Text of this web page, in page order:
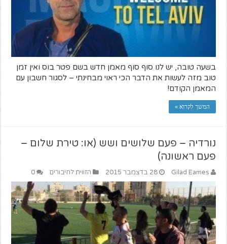
בשעה טובה, יש לנו סוף סוף מאמן חדש בשם פטר בוס ואין זמן
טוב מזה לעשות את הדבר הכי ראוי מבחינתי – לסגור חשבון עם
המאמן הקודם!
המשך לקרוא »
נורדיה – פעם שלושים ושש (או: טירת שלום –
פעם ראשונה)
Gilad Eames 28 בדצמבר 2015 הזווית לחיבורים 0